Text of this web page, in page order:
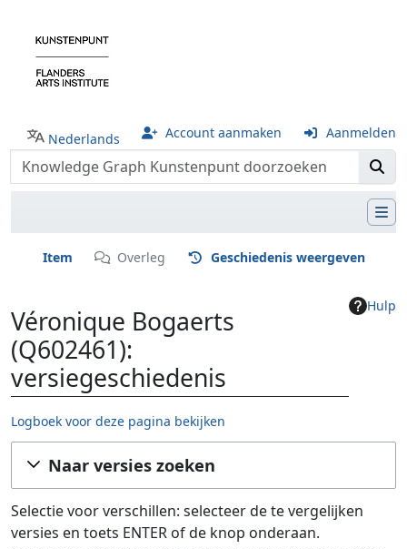
Nederlands Account aanmaken Aanmelden
Item Overleg Geschiedenis weergeven
Hulp
Véronique Bogaerts
(Q602461):
versiegeschiedenis
Logboek voor deze pagina bekijken
Ga naar:navigatie,zoeken
Naar versies zoeken
Selectie voor verschillen: selecteer de te vergelijken
versies en toets ENTER of de knop onderaan.